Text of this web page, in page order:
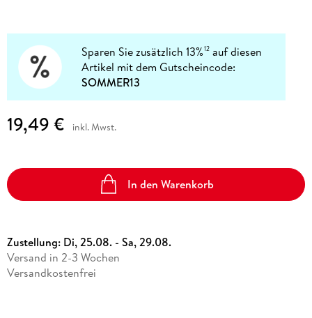
Sparen Sie zusätzlich 13%12 auf diesen
Artikel mit dem Gutscheincode:
SOMMER13
19,49 € inkl. Mwst.
In den Warenkorb
Zustellung: Di, 25.08. - Sa, 29.08.
Versand in 2-3 Wochen
Versandkostenfrei